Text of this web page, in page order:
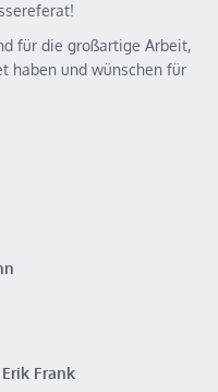
für die großartige Arbeit,
haben und wünschen für
Frank